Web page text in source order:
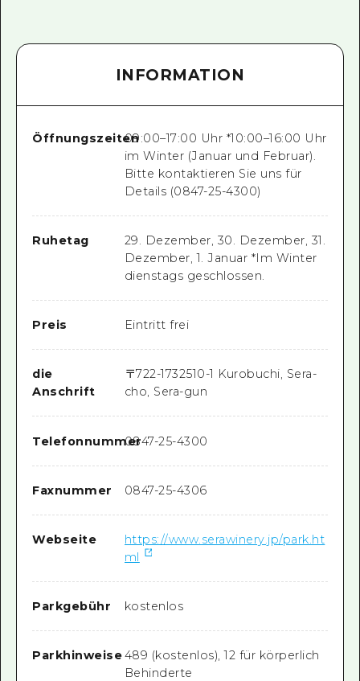
INFORMATION
Öffnungszeiten09:00–17:00 Uhr *10:00–16:00 Uhr
im Winter (Januar und Februar).
Bitte kontaktieren Sie uns für
Details (0847-25-4300)
Ruhetag
29. Dezember, 30. Dezember, 31.
Dezember, 1. Januar *Im Winter
dienstags geschlossen.
Preis Eintritt frei
die
Anschrift
〒722-1732510-1 Kurobuchi, Sera-
cho, Sera-gun
Telefonnummer0847-25-4300
Faxnummer 0847-25-4306
Webseite
https://www.serawinery.jp/park.ht
ml
Parkgebühr kostenlos
Parkhinweise489 (kostenlos), 12 für körperlich
Behinderte